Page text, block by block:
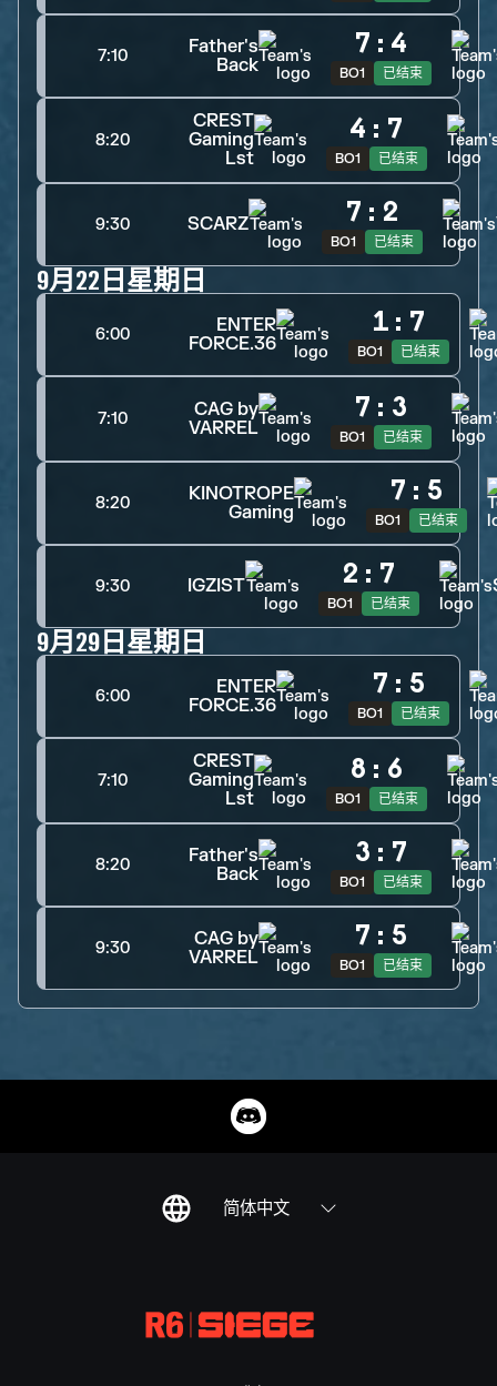
7:10
Father's
Back
7 : 4
BO1 已结束
8:20
CREST
Gaming
Lst
4 : 7
BO1 已结束
9:30 SCARZ 7 : 2
BO1 已结束
9月22日星期日
6:00
ENTER
FORCE.36
1 : 7
BO1 已结束
7:10
CAG by
VARREL
7 : 3
BO1 已结束
8:20
KINOTROPE
Gaming
7 : 5
BO1 已结束
9:30 IGZIST 2 : 7
BO1 已结束
9月29日星期日
6:00
ENTER
FORCE.36
7 : 5
BO1 已结束
7:10
CREST
Gaming
Lst
8 : 6
BO1 已结束
8:20
Father's
Back
3 : 7
BO1 已结束
9:30
CAG by
VARREL
7 : 5
BO1 已结束
简体中文